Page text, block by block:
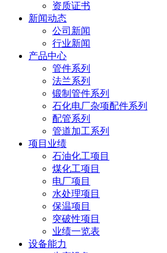
资质证书
新闻动态
公司新闻
行业新闻
产品中心
管件系列
法兰系列
锻制管件系列
石化电厂杂项配件系列
配管系列
管道加工系列
项目业绩
石油化工项目
煤化工项目
电厂项目
水处理项目
保温项目
突破性项目
业绩一览表
设备能力